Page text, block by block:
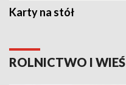
Karty na stół
ROLNICTWO I WIEŚ